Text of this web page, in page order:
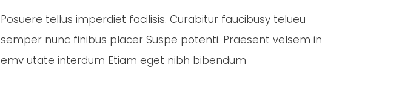
Posuere tellus imperdiet facilisis. Curabitur faucibusy telueu
semper nunc finibus placer Suspe potenti. Praesent velsem in
emv utate interdum Etiam eget nibh bibendum